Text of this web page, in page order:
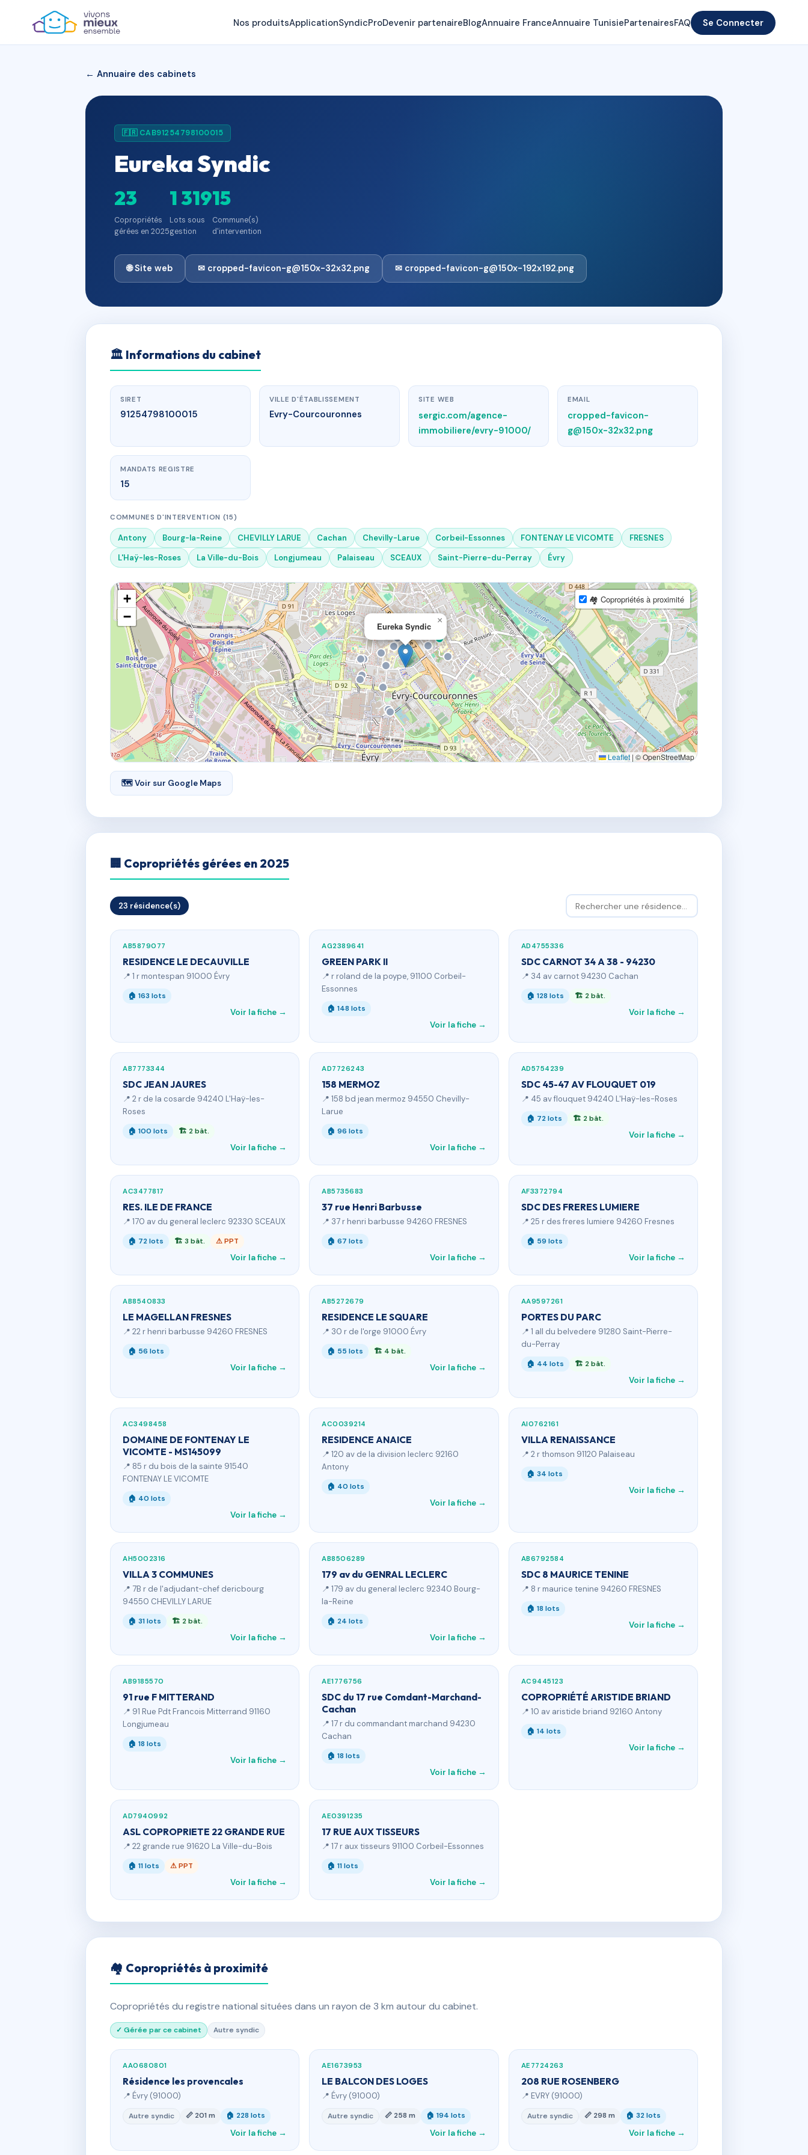
Nos produitsApplicationSyndicProDevenir partenaireBlogAnnuaire FranceAnnuaire TunisiePartenairesFAQ Se Connecter
← Annuaire des cabinets
🇫🇷 CAB91254798100015
Eureka Syndic
23
Copropriétés
gérées en 2025
1 319
Lots sous
gestion
15
Commune(s)
d'intervention
🌐 Site web ✉ cropped-favicon-g@150x-32x32.png ✉ cropped-favicon-g@150x-192x192.png
🏛 Informations du cabinet
SIRET
91254798100015
VILLE D'ÉTABLISSEMENT
Evry-Courcouronnes
SITE WEB
sergic.com/agence-
immobiliere/evry-91000/
EMAIL
cropped-favicon-
g@150x-32x32.png
MANDATS REGISTRE
15
COMMUNES D'INTERVENTION (15)
Antony Bourg-la-Reine CHEVILLY LARUE Cachan Chevilly-Larue Corbeil-Essonnes FONTENAY LE VICOMTE
FRESNES
L'Haÿ-les-Roses
La Ville-du-Bois Longjumeau Palaiseau SCEAUX Saint-Pierre-du-Perray Évry
Eureka Syndic
×
+
−
🏘 Copropriétés à proximité
Leaflet | © OpenStreetMap
🗺 Voir sur Google Maps
🏢 Copropriétés gérées en 2025
23 résidence(s)
AB5879077
RESIDENCE LE DECAUVILLE
📍 1 r montespan 91000 Évry
🏠 163 lots
Voir la fiche →
AG2389641
GREEN PARK II
📍 r roland de la poype, 91100 Corbeil-
Essonnes
🏠 148 lots
Voir la fiche →
AD4755336
SDC CARNOT 34 A 38 - 94230
📍 34 av carnot 94230 Cachan
🏠 128 lots 🏗 2 bât.
Voir la fiche →
AB7773344
SDC JEAN JAURES
📍 2 r de la cosarde 94240 L'Haÿ-les-
Roses
🏠 100 lots 🏗 2 bât.
Voir la fiche →
AD7726243
158 MERMOZ
📍 158 bd jean mermoz 94550 Chevilly-
Larue
🏠 96 lots
Voir la fiche →
AD5754239
SDC 45-47 AV FLOUQUET 019
📍 45 av flouquet 94240 L'Haÿ-les-Roses
🏠 72 lots 🏗 2 bât.
Voir la fiche →
AC3477817
RES. ILE DE FRANCE
📍 170 av du general leclerc 92330 SCEAUX
🏠 72 lots 🏗 3 bât. ⚠ PPT
Voir la fiche →
AB5735683
37 rue Henri Barbusse
📍 37 r henri barbusse 94260 FRESNES
🏠 67 lots
Voir la fiche →
AF3372794
SDC DES FRERES LUMIERE
📍 25 r des freres lumiere 94260 Fresnes
🏠 59 lots
Voir la fiche →
AB8540833
LE MAGELLAN FRESNES
📍 22 r henri barbusse 94260 FRESNES
🏠 56 lots
Voir la fiche →
AB5272679
RESIDENCE LE SQUARE
📍 30 r de l'orge 91000 Évry
🏠 55 lots 🏗 4 bât.
Voir la fiche →
AA9597261
PORTES DU PARC
📍 1 all du belvedere 91280 Saint-Pierre-
du-Perray
🏠 44 lots 🏗 2 bât.
Voir la fiche →
AC3498458
DOMAINE DE FONTENAY LE
VICOMTE - MS145099
📍 85 r du bois de la sainte 91540
FONTENAY LE VICOMTE
🏠 40 lots
Voir la fiche →
AC0039214
RESIDENCE ANAICE
📍 120 av de la division leclerc 92160
Antony
🏠 40 lots
Voir la fiche →
AI0762161
VILLA RENAISSANCE
📍 2 r thomson 91120 Palaiseau
🏠 34 lots
Voir la fiche →
AH5002316
VILLA 3 COMMUNES
📍 7B r de l'adjudant-chef dericbourg
94550 CHEVILLY LARUE
🏠 31 lots 🏗 2 bât.
Voir la fiche →
AB8506289
179 av du GENRAL LECLERC
📍 179 av du general leclerc 92340 Bourg-
la-Reine
🏠 24 lots
Voir la fiche →
AB6792584
SDC 8 MAURICE TENINE
📍 8 r maurice tenine 94260 FRESNES
🏠 18 lots
Voir la fiche →
AB9185570
91 rue F MITTERAND
📍 91 Rue Pdt Francois Mitterrand 91160
Longjumeau
🏠 18 lots
Voir la fiche →
AE1776756
SDC du 17 rue Comdant-Marchand-
Cachan
📍 17 r du commandant marchand 94230
Cachan
🏠 18 lots
Voir la fiche →
AC9445123
COPROPRIÉTÉ ARISTIDE BRIAND
📍 10 av aristide briand 92160 Antony
🏠 14 lots
Voir la fiche →
AD7940992
ASL COPROPRIETE 22 GRANDE RUE
📍 22 grande rue 91620 La Ville-du-Bois
🏠 11 lots ⚠ PPT
Voir la fiche →
AE0391235
17 RUE AUX TISSEURS
📍 17 r aux tisseurs 91100 Corbeil-Essonnes
🏠 11 lots
Voir la fiche →
🏘 Copropriétés à proximité
Copropriétés du registre national situées dans un rayon de 3 km autour du cabinet.
✓ Gérée par ce cabinet Autre syndic
AA0680801
Résidence les provencales
📍 Évry (91000)
Autre syndic 📏 201 m 🏠 228 lots
Voir la fiche →
AE1673953
LE BALCON DES LOGES
📍 Évry (91000)
Autre syndic 📏 258 m 🏠 194 lots
Voir la fiche →
AE7724263
208 RUE ROSENBERG
📍 EVRY (91000)
Autre syndic 📏 298 m 🏠 32 lots
Voir la fiche →